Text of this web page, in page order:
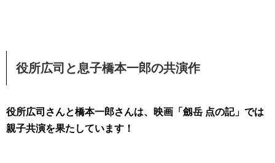
役所広司と息子橋本一郎の共演作
役所広司さんと橋本一郎さんは、映画「劔岳 点の記」では
親子共演を果たしています！